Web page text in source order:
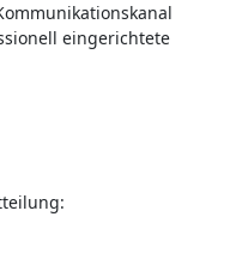
eingerichtete